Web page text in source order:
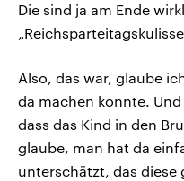
Die sind ja am Ende
Also, das war, glaube
da machen konnte.
dass das Kind in den
glaube, man hat da
unterschätzt, das diese